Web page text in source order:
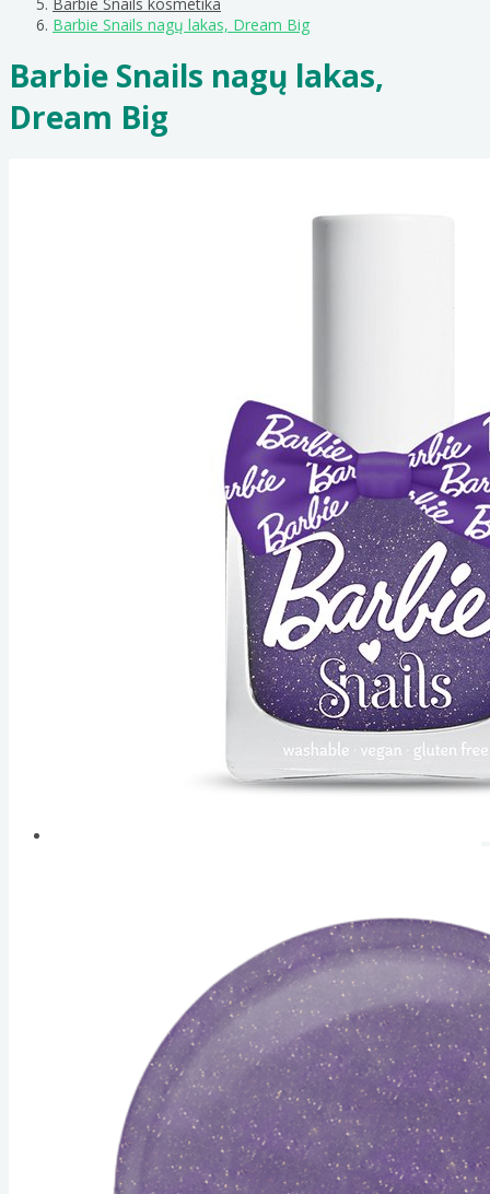
Barbie Snails nagų lakas, Dream Big
Barbie Snails nagų lakas,
Dream Big